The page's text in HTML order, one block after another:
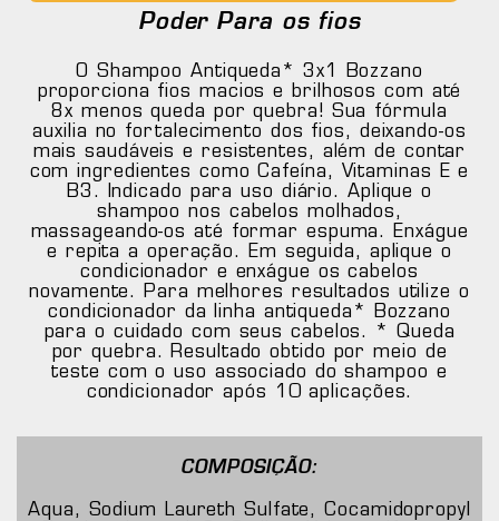
Poder Para os fios
O Shampoo Antiqueda* 3x1 Bozzano
proporciona fios macios e brilhosos com até
8x menos queda por quebra! Sua fórmula
auxilia no fortalecimento dos fios, deixando-os
mais saudáveis e resistentes, além de contar
com ingredientes como Cafeína, Vitaminas E e
B3. Indicado para uso diário. Aplique o
shampoo nos cabelos molhados,
massageando-os até formar espuma. Enxágue
e repita a operação. Em seguida, aplique o
condicionador e enxágue os cabelos
novamente. Para melhores resultados utilize o
condicionador da linha antiqueda* Bozzano
para o cuidado com seus cabelos. * Queda
por quebra. Resultado obtido por meio de
teste com o uso associado do shampoo e
condicionador após 10 aplicações.
COMPOSIÇÃO:
Aqua, Sodium Laureth Sulfate, Cocamidopropyl